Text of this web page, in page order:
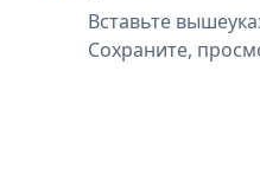
Вставьте
Сохраните,